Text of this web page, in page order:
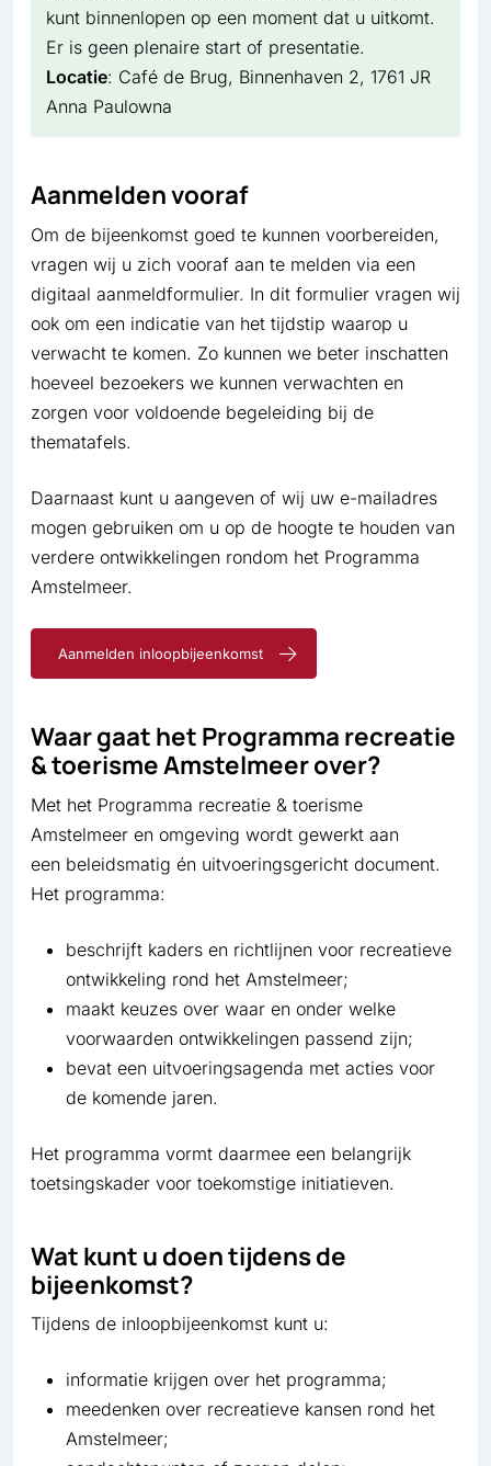
kunt binnenlopen op een moment dat u uitkomt.
Er is geen plenaire start of presentatie.
Locatie: Café de Brug, Binnenhaven 2, 1761 JR
Anna Paulowna
Aanmelden vooraf
Om de bijeenkomst goed te kunnen voorbereiden,
vragen wij u zich vooraf aan te melden via een
digitaal aanmeldformulier. In dit formulier vragen wij
ook om een indicatie van het tijdstip waarop u
verwacht te komen. Zo kunnen we beter inschatten
hoeveel bezoekers we kunnen verwachten en
zorgen voor voldoende begeleiding bij de
thematafels.
Daarnaast kunt u aangeven of wij uw e-mailadres
mogen gebruiken om u op de hoogte te houden van
verdere ontwikkelingen rondom het Programma
Amstelmeer.
Aanmelden inloopbijeenkomst
Waar gaat het Programma recreatie
& toerisme Amstelmeer over?
Met het Programma recreatie & toerisme
Amstelmeer en omgeving wordt gewerkt aan
een beleidsmatig én uitvoeringsgericht document.
Het programma:
beschrijft kaders en richtlijnen voor recreatieve
ontwikkeling rond het Amstelmeer;
maakt keuzes over waar en onder welke
voorwaarden ontwikkelingen passend zijn;
bevat een uitvoeringsagenda met acties voor
de komende jaren.
Het programma vormt daarmee een belangrijk
toetsingskader voor toekomstige initiatieven.
Wat kunt u doen tijdens de
bijeenkomst?
Tijdens de inloopbijeenkomst kunt u:
informatie krijgen over het programma;
meedenken over recreatieve kansen rond het
Amstelmeer;